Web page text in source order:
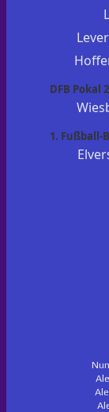
DFB Pokal
1. Fußball-